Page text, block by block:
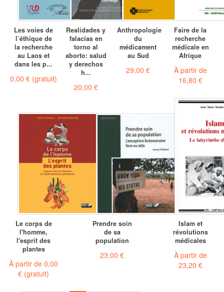
Les voies de
l’éthique de
la recherche
au Laos et
dans les p...
0,00 € (gratuit)
Realidades y
falacias en
torno al
aborto: salud
y derechos
h...
20,00 €
Anthropologie
du
médicament
au Sud
29,00 €
Faire de la
recherche
médicale en
Afrique
À partir de
16,80 €
Le corps de
l'homme,
l'esprit des
plantes
À partir de0,00
€ (gratuit)
Prendre soin
de sa
population
23,00 €
Islam et
révolutions
médicales
À partir de
23,20 €